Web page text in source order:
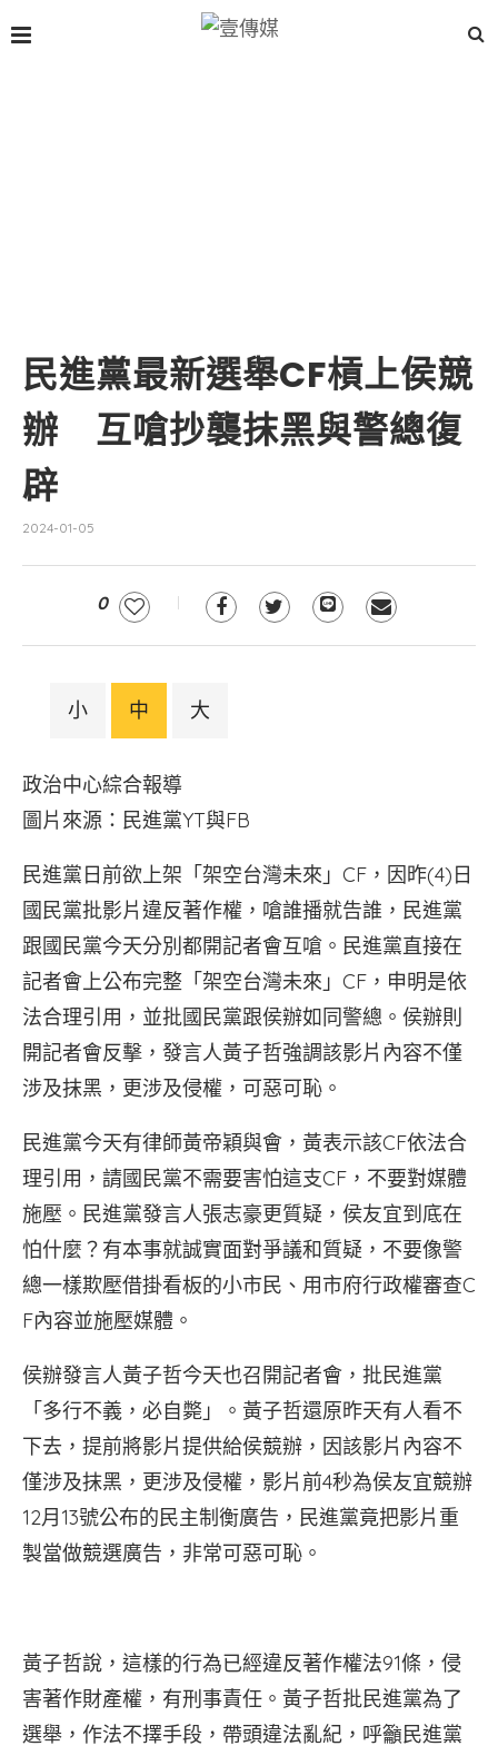
民進黨最新選舉CF槓上侯競
辦 互嗆抄襲抹黑與警總復
辟
2024-01-05
0
小 中 大
政治中心綜合報導
圖片來源：民進黨YT與FB
民進黨日前欲上架「架空台灣未來」CF，因昨(4)日
國民黨批影片違反著作權，嗆誰播就告誰，民進黨
跟國民黨今天分別都開記者會互嗆。民進黨直接在
記者會上公布完整「架空台灣未來」CF，申明是依
法合理引用，並批國民黨跟侯辦如同警總。侯辦則
開記者會反擊，發言人黃子哲強調該影片內容不僅
涉及抹黑，更涉及侵權，可惡可恥。
民進黨今天有律師黃帝穎與會，黃表示該CF依法合
理引用，請國民黨不需要害怕這支CF，不要對媒體
施壓。民進黨發言人張志豪更質疑，侯友宜到底在
怕什麼？有本事就誠實面對爭議和質疑，不要像警
總一樣欺壓借掛看板的小市民、用市府行政權審查C
F內容並施壓媒體。
侯辦發言人黃子哲今天也召開記者會，批民進黨
「多行不義，必自斃」。黃子哲還原昨天有人看不
下去，提前將影片提供給侯競辦，因該影片內容不
僅涉及抹黑，更涉及侵權，影片前4秒為侯友宜競辦
12月13號公布的民主制衡廣告，民進黨竟把影片重
製當做競選廣告，非常可惡可恥。
黃子哲說，這樣的行為已經違反著作權法91條，侵
害著作財產權，有刑事責任。黃子哲批民進黨為了
選舉，作法不擇手段，帶頭違法亂紀，呼籲民進黨